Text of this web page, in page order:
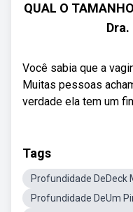
QUAL O
Você sabia que a
Muitas pessoas
verdade ela tem um
Tags
Profundidade DeDeck
Profundidade DeUm